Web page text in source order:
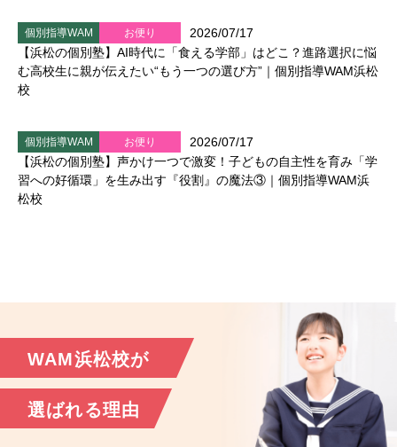
個別指導WAM お便り
2026/07/17
【浜松の個別塾】AI時代に「食える学部」はどこ？進路選択に悩
む高校生に親が伝えたい“もう一つの選び方”｜個別指導WAM浜松
校
個別指導WAM お便り
2026/07/17
【浜松の個別塾】声かけ一つで激変！子どもの自主性を育み「学
習への好循環」を生み出す『役割』の魔法③｜個別指導WAM浜
松校
WAM浜松校が
選ばれる理由